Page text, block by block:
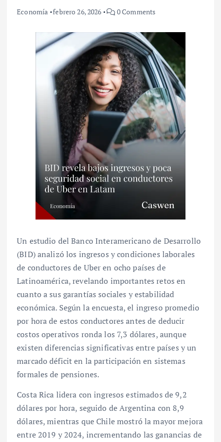
Economía febrero 26, 2026 0 Comments
Un estudio del Banco Interamericano de Desarrollo
(BID) analizó los ingresos y condiciones laborales
de conductores de Uber en ocho países de
Latinoamérica, revelando importantes retos en
cuanto a sus garantías sociales y estabilidad
económica. Según la encuesta, el ingreso promedio
por hora de estos conductores antes de deducir
costos operativos ronda los 7,3 dólares, aunque
existen diferencias significativas entre países y un
marcado déficit en la participación en sistemas
formales de pensiones.
Costa Rica lidera con ingresos estimados de 9,2
dólares por hora, seguido de Argentina con 8,9
dólares, mientras que Chile mostró la mayor mejora
entre 2019 y 2024, incrementando las ganancias de